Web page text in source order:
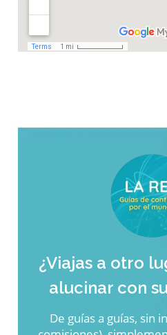
¿Viajas a otro
alucinar con
De guías a guías, sin